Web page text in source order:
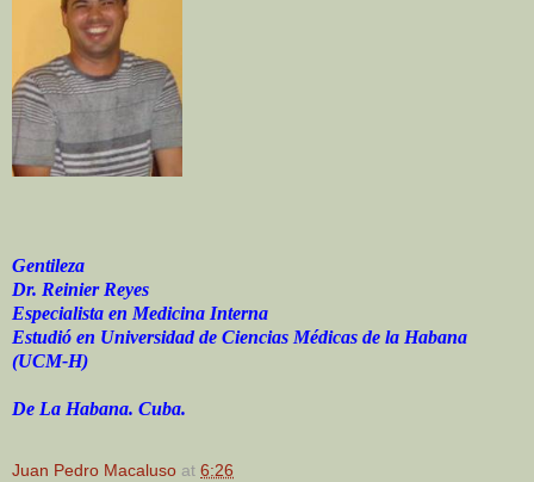
Gentileza
Dr. Reinier Reyes
Especialista en Medicina Interna
Estudió en Universidad de Ciencias Médicas de la Habana
(UCM-H)
De La Habana. Cuba.
Juan Pedro Macaluso at 6:26